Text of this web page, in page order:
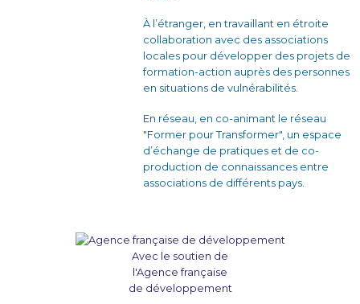
À l’étranger, en travaillant en étroite
collaboration avec des associations
locales pour développer des projets de
formation-action auprès des personnes
en situations de vulnérabilités.
En réseau, en co-animant le réseau
"Former pour Transformer", un espace
d’échange de pratiques et de co-
production de connaissances entre
associations de différents pays.
Avec le soutien de
l'Agence française
de développement